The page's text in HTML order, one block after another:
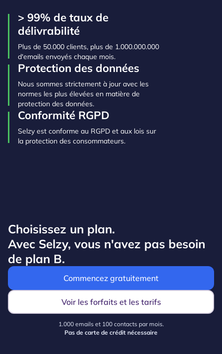
> 99% de taux de
délivrabilité
Plus de 50.000 clients, plus de 1.000.000.000
d'emails envoyés chaque mois.
Protection des données
Nous sommes strictement à jour avec les
normes les plus élevées en matière de
protection des données.
Conformité RGPD
Selzy est conforme au RGPD et aux lois sur
la protection des consommateurs.
Choisissez un plan.
Avec Selzy, vous n'avez pas besoin
de plan B.
Commencez gratuitement
Voir les forfaits et les tarifs
1.000 emails et 100 contacts par mois.
Pas de carte de crédit nécessaire